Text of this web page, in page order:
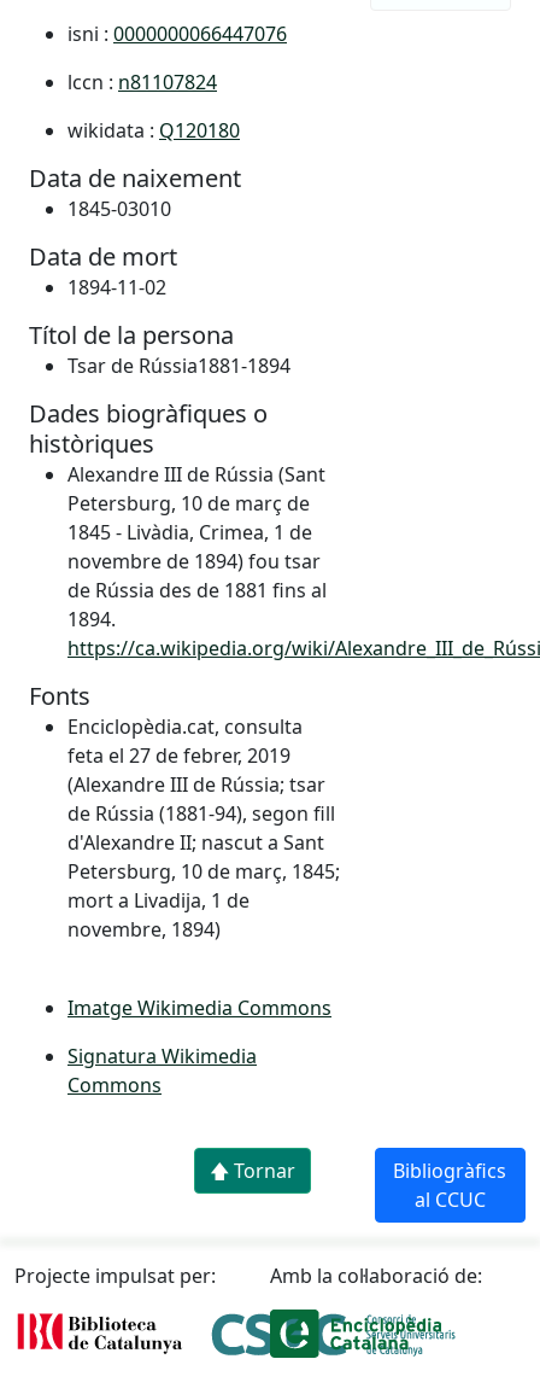
isni : 0000000066447076
lccn : n81107824
wikidata : Q120180
Data de naixement
1845-03010
Data de mort
1894-11-02
Títol de la persona
Tsar de Rússia1881-1894
Dades biogràfiques o
històriques
Alexandre III de Rússia (Sant
Petersburg, 10 de març de
1845 - Livàdia, Crimea, 1 de
novembre de 1894) fou tsar
de Rússia des de 1881 fins al
1894.
https://ca.wikipedia.org/wiki/
Fonts
Enciclopèdia.cat, consulta
feta el 27 de febrer, 2019
(Alexandre III de Rússia; tsar
de Rússia (1881-94), segon fill
d'Alexandre II; nascut a Sant
Petersburg, 10 de març, 1845;
mort a Livadija, 1 de
novembre, 1894)
Imatge Wikimedia Commons
Signatura Wikimedia
Commons
🡅 Tornar
Bibliogràfics
al CCUC
Projecte impulsat per: Amb la col·laboració de: